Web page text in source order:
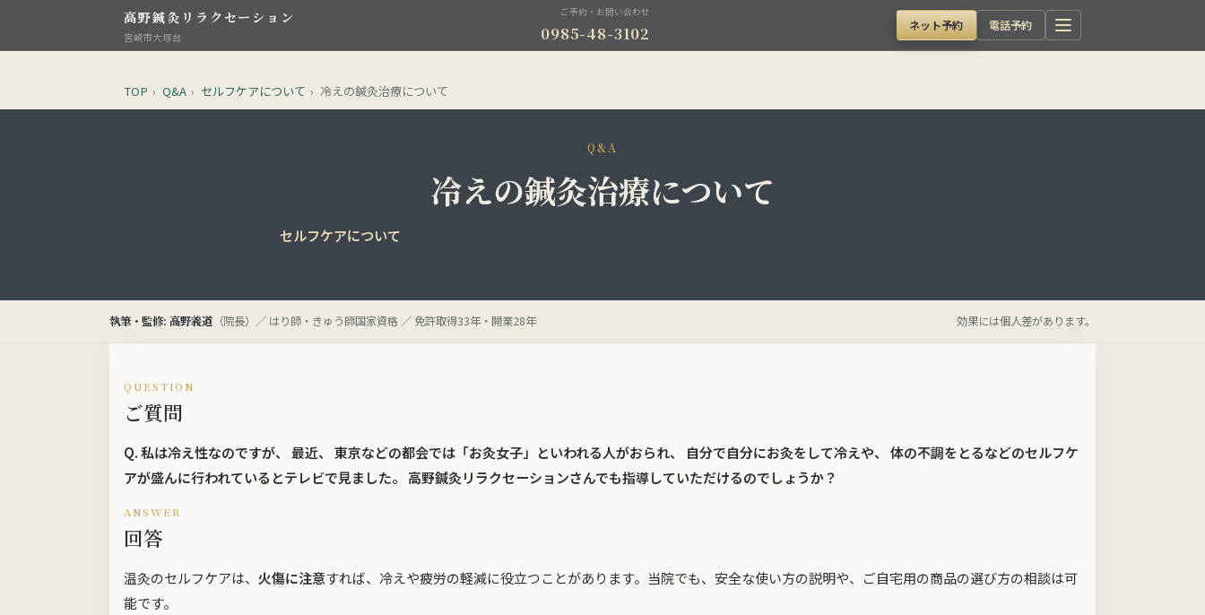
高野鍼灸リラクセーション
宮崎市大塚台
ご予約・お問い合わせ
0985-48-3102 ネット予約 電話予約
TOP › Q&A › セルフケアについて › 冷えの鍼灸治療について
Q&A
冷えの鍼灸治療について
セルフケアについて
執筆・監修: 高野義道 （院長）／ はり師・きゅう師国家資格 ／ 免許取得33年・開業28年 効果には個人差があります。
QUESTION
ご質問
Q.私は冷え性なのですが、 最近、 東京などの都会では「お灸女子」といわれる人がおられ、 自分で自分にお灸をして冷えや、 体の不調をとるなどのセルフケ
アが盛んに行われているとテレビで見ました。 高野鍼灸リラクセーションさんでも指導していただけるのでしょうか？
ANSWER
回答
温灸のセルフケアは、 火傷に注意すれば、冷えや疲労の軽減に役立つことがあります。当院でも、安全な使い方の説明や、ご自宅用の商品の選び方の相談は可
能です。